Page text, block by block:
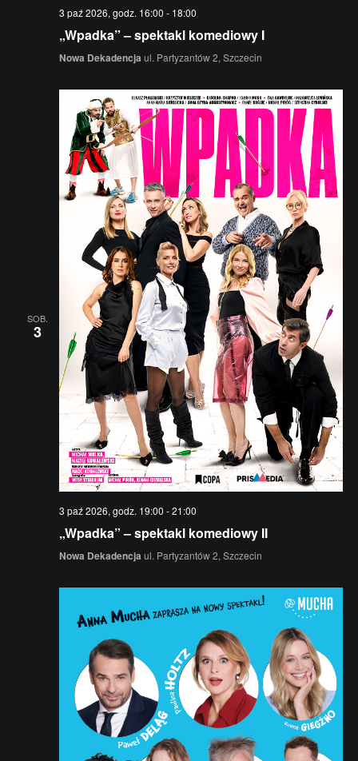
3 paź 2026, godz. 16:00 - 18:00
„Wpadka” – spektakl komediowy I
Nowa Dekadencja ul. Partyzantów 2, Szczecin
SOB.
3
3 paź 2026, godz. 19:00 -21:00
„Wpadka” – spektakl komediowy II
Nowa Dekadencja ul. Partyzantów 2, Szczecin